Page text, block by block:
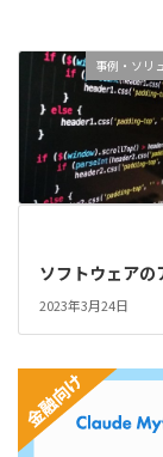
事例・ソリ
ソフトウェアの
2023年3月24日